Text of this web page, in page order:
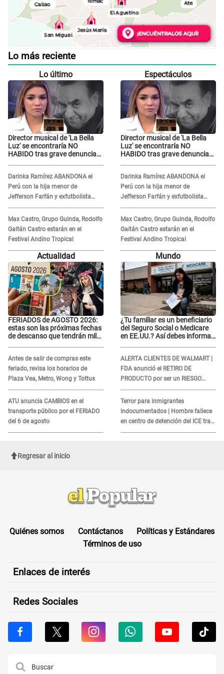
Lo más reciente
Lo último
Director musical de 'La Bella
Luz' se encontraría NO
HABIDO tras grave denuncia
Darinka Ramírez ABANDONA el
Perú con la hija menor de
Jefferson Farfán y exfutbolista
REACCIONA: "A ti que..."
Max Castro, Grupo Guinda, Rodolfo
Gaitán Castro estarán en el
Festival Andino Tropical
Espectáculos
Director musical de 'La Bella
Luz' se encontraría NO
HABIDO tras grave denuncia
Darinka Ramírez ABANDONA el
Perú con la hija menor de
Jefferson Farfán y exfutbolista
REACCIONA: "A ti que..."
Max Castro, Grupo Guinda, Rodolfo
Gaitán Castro estarán en el
Festival Andino Tropical
Actualidad
FERIADOS de AGOSTO 2026:
estas son las próximas fechas
de descanso que tendrán miles
Antes de salir de compras este
feriado, revisa los horarios de
Plaza Vea, Metro, Wong y Tottus
ATU anuncia CAMBIOS en el
transporte público por el FERIADO
del 6 de agosto
Mundo
¿Tu familiar es un beneficiario
del Seguro Social o Medicare
en EE.UU.? Así debes informar
ALERTA CLIENTES DE WALMART |
FDA anunció el RETIRO DE
PRODUCTO por ser un RIESGO
MORTAL para consumidores: ¿Cuál
es?
Terror para inmigrantes
indocumentados | Hombre fallece
en centro de detención del ICE tras
sufrir una "emergencia médica"
Regresar al inicio
Quiénes somos Contáctanos
Políticas y Estándares
Términos de uso
Enlaces de interés
Redes Sociales